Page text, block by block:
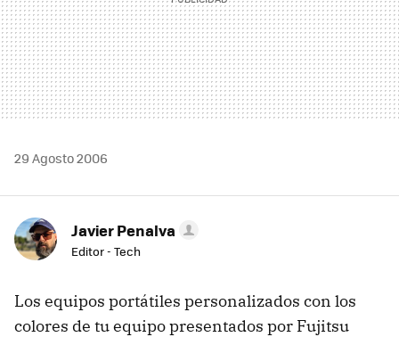
29 Agosto 2006
Javier Penalva
Editor - Tech
Los equipos portátiles personalizados con los
colores de tu equipo presentados por Fujitsu